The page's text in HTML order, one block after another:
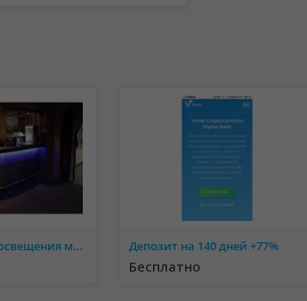
Декоративное освещения магазинов, киосков, витрин, барных стоек,кухни Депозит на 140 дней +77%
Бесплатно